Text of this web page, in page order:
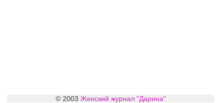
© 2003 Женский журнал "Дарина"